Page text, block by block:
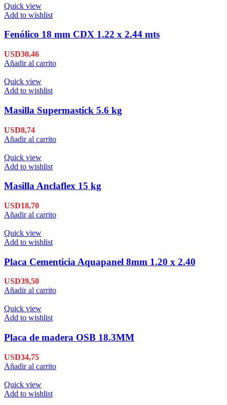
Quick view
Add to wishlist
Fenólico 18 mm CDX 1.22 x 2.44 mts
USD30,46
Añadir al carrito
Quick view
Add to wishlist
Masilla Supermastick 5.6 kg
USD8,74
Añadir al carrito
Quick view
Add to wishlist
Masilla Anclaflex 15 kg
USD18,70
Añadir al carrito
Quick view
Add to wishlist
Placa Cementicia Aquapanel 8mm 1.20 x 2.40
USD39,50
Añadir al carrito
Quick view
Add to wishlist
Placa de madera OSB 18.3MM
USD34,75
Añadir al carrito
Quick view
Add to wishlist